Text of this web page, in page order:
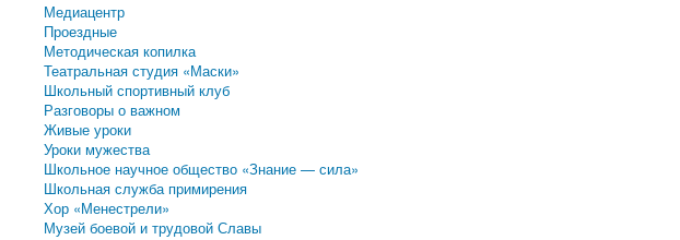
Медиацентр
Проездные
Методическая копилка
Театральная студия «Маски»
Школьный спортивный клуб
Разговоры о важном
Живые уроки
Уроки мужества
Школьное научное общество «Знание — сила»
Школьная служба примирения
Хор «Менестрели»
Музей боевой и трудовой Славы